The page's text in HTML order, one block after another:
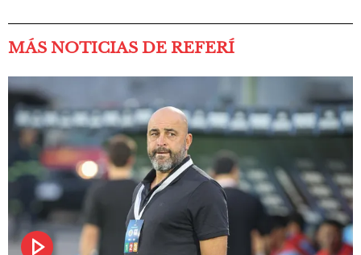
MÁS NOTICIAS DE REFERÍ